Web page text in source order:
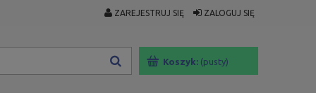
ZAREJESTRUJ SIĘ ZALOGUJ SIĘ
Koszyk: (pusty)